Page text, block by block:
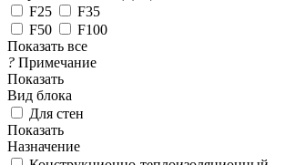
F25
F35
F50
F100
Показать все
? Примечание
Показать
Вид блока
Для стен
Показать
Назначение